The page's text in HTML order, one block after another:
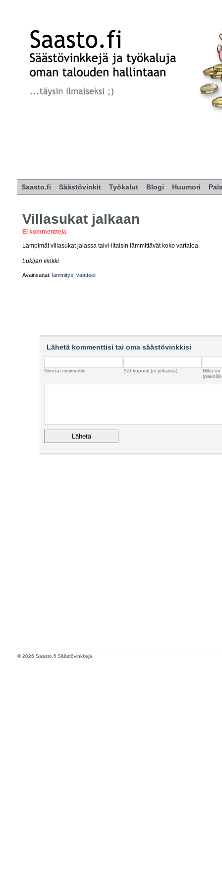
Saasto.fi Säästövinkit Työkalut Blogi Huumori
Villasukat jalkaan
Ei kommentteja
Lämpimät villasukat jalassa talvi-iltaisin lämmittävät koko vartaloa.
Lukijan vinkki
Avainsanat: lämmitys vaatteet
Lähetä kommenttisi tai oma säästövinkkisi
Nimi tai nimimerkki Sähköposti (ei julkaista)
Mikä
© 2026 Saasto.fi Säästövinkkejä